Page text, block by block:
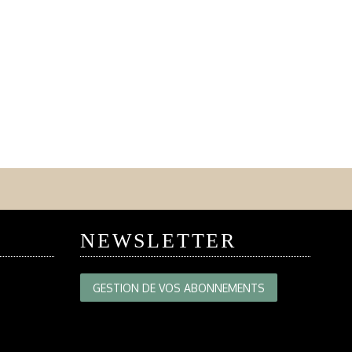
NEWSLETTER
GESTION DE VOS ABONNEMENTS